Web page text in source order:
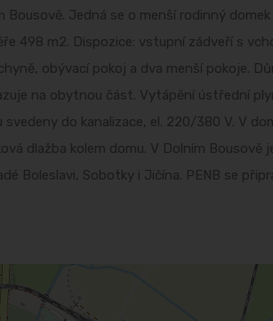
Jedná se o menší rodinný domek
498 m2. Dispozice: vstupní zádveří s
obývací pokoj a dva menší pokoje.
na obytnou část. Vytápění ústřední
do kanalizace, el. 220/380 V. V
dlažba kolem domu. V Dolním Bousově
Boleslavi, Sobotky i Jičína. PENB se